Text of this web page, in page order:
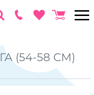
(54-58 CM)